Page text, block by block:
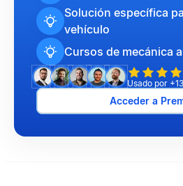
Solución específica
vehículo
Cursos de mecánica
Usado por
Acceder a